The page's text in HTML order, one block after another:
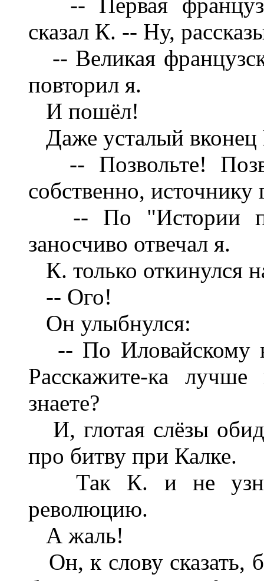
сказал К. -- Ну,
-- Великая
повторил я.
И пошёл!
Даже усталый вконец
-- Позвольте!
собственно, источнику
-- По "Истории
заносчиво отвечал я.
К. только откинулся
-- Ого!
Он улыбнулся:
-- По Иловайскому
Расскажите-ка
знаете?
И, глотая слёзы
про битву при Калке.
Так К. и не
революцию.
А жаль!
Он, к слову сказать,